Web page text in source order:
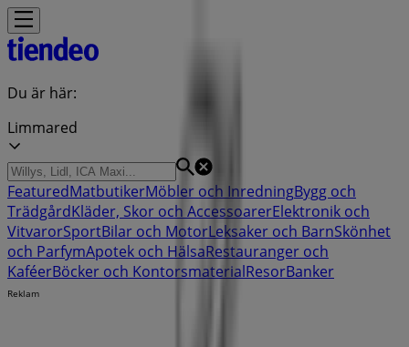
Du är här:
Limmared
FeaturedMatbutikerMöbler och InredningBygg och
TrädgårdKläder, Skor och AccessoarerElektronik och
VitvarorSportBilar och MotorLeksaker och BarnSkönhet
och ParfymApotek och HälsaRestauranger och
KaféerBöcker och KontorsmaterialResorBanker
Reklam